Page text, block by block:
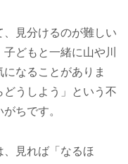
見分けるのが難しい
どもと一緒に山や川
なることがありま
うしよう」という不
ちです。
見れば「なるほ